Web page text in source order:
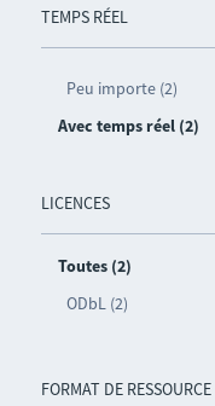
TEMPS RÉEL
Peu importe (2)
Avec temps réel (2)
LICENCES
Toutes (2)
ODbL (2)
FORMAT DE RESSOURCE